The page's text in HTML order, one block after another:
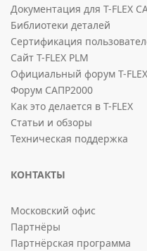
Документация для T-FLEX
Библиотеки деталей
Сертификация
Сайт T-FLEX PLM
Официальный форум T-
Форум САПР2000
Как это делается в T-FLEX
Статьи и обзоры
Техническая поддержка
КОНТАКТЫ
Московский офис
Партнёры
Партнёрская программа